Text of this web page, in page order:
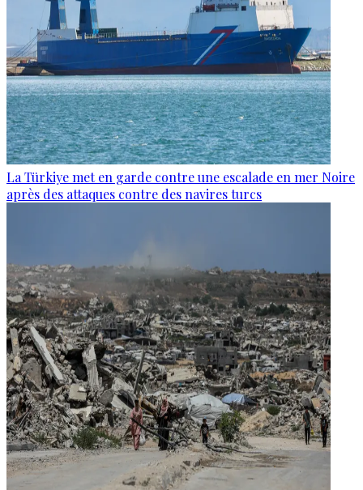
La Türkiye met en garde contre une escalade en mer Noire
après des attaques contre des navires turcs